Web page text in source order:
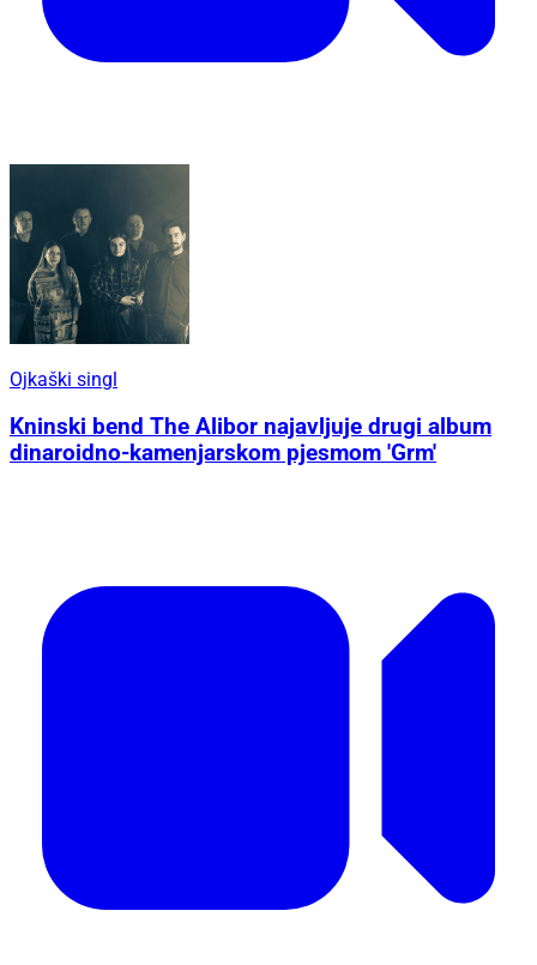
Ojkaški singl
Kninski bend The Alibor najavljuje drugi album
dinaroidno-kamenjarskom pjesmom 'Grm'